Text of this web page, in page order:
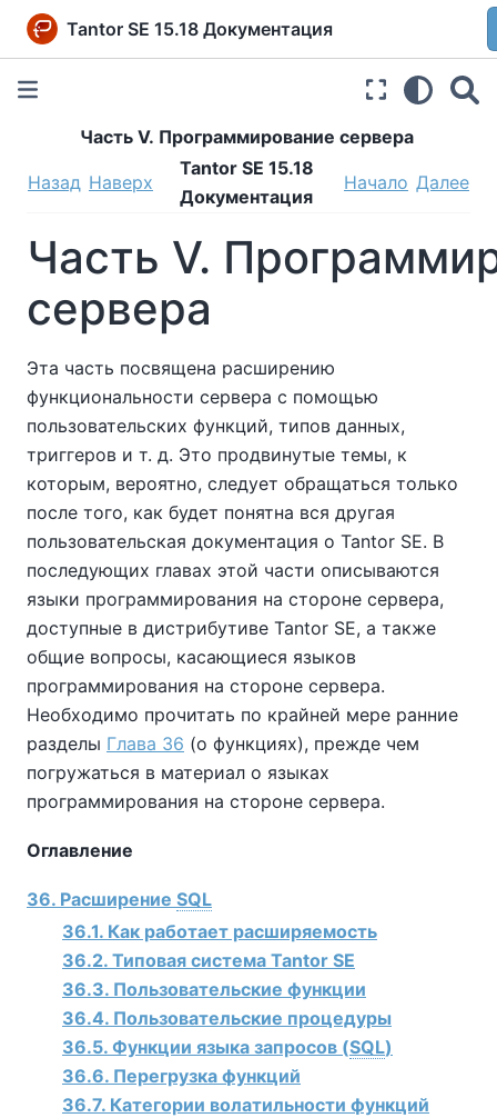
Tantor SE 15.18 Документация
Часть V. Программирование сервера
Назад Наверх
Tantor SE 15.18
Документация
Начало Далее
Часть V.
сервера
Эта часть посвящена расширению
функциональности сервера с помощью
пользовательских функций, типов данных,
триггеров и т. д. Это продвинутые темы, к
которым, вероятно, следует обращаться только
после того, как будет понятна вся другая
пользовательская документация о Tantor SE. В
последующих главах этой части описываются
языки программирования на стороне сервера,
доступные в дистрибутиве Tantor SE, а также
общие вопросы, касающиеся языков
программирования на стороне сервера.
Необходимо прочитать по крайней мере ранние
разделы Глава 36 (о функциях), прежде чем
погружаться в материал о языках
программирования на стороне сервера.
Оглавление
36. Расширение SQL
36.1. Как работает расширяемость
36.2. Типовая система Tantor SE
36.3. Пользовательские функции
36.4. Пользовательские процедуры
36.5. Функции языка запросов (SQL)
36.6. Перегрузка функций
36.7. Категории волатильности функций